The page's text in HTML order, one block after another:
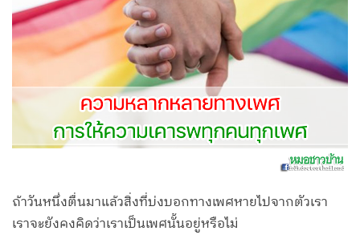
ถ้าวันหนึ่งตื่นมาแล้วสิ่งที่บ่งบอกทางเพศหายไปจากตัวเรา
เราจะยังคงคิดว่าเราเป็นเพศนั้นอยู่หรือไม่